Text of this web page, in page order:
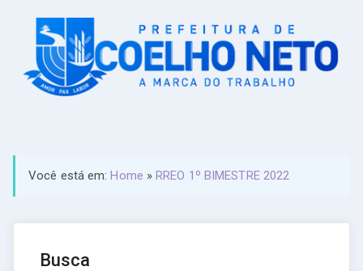
Você está em:Home »RREO 1º BIMESTRE 2022
Busca